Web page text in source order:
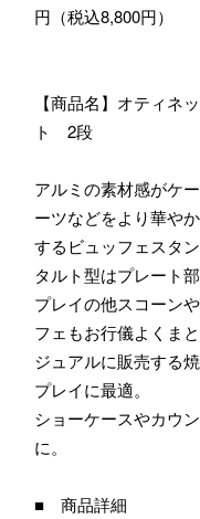
円（税込8,800円）
【商品名】オティ
ト 2段
アルミの素材感がケ
ーツなどをより華や
するビュッフェスタン
タルト型はプレート
プレイの他スコーン
フェもお行儀よくま
ジュアルに販売する
プレイに最適。
ショーケースやカウ
に。
■ 商品詳細